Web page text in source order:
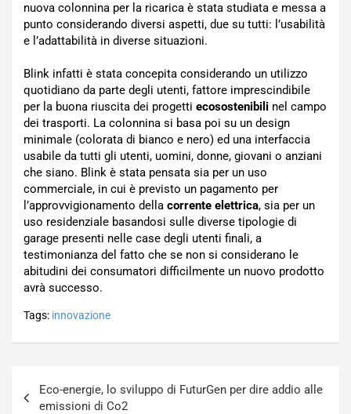
nuova colonnina per la ricarica è stata studiata e messa a
punto considerando diversi aspetti, due su tutti: l’usabilità
e l’adattabilità in diverse situazioni.
Blink infatti è stata concepita considerando un utilizzo
quotidiano da parte degli utenti, fattore imprescindibile
per la buona riuscita dei progetti ecosostenibili nel campo
dei trasporti. La colonnina si basa poi su un design
minimale (colorata di bianco e nero) ed una interfaccia
usabile da tutti gli utenti, uomini, donne, giovani o anziani
che siano. Blink è stata pensata sia per un uso
commerciale, in cui è previsto un pagamento per
l’approvvigionamento della corrente elettrica, sia per un
uso residenziale basandosi sulle diverse tipologie di
garage presenti nelle case degli utenti finali, a
testimonianza del fatto che se non si considerano le
abitudini dei consumatori difficilmente un nuovo prodotto
avrà successo.
Tags: innovazione
articoli
Eco-energie, lo sviluppo di FuturGen per dire addio alle
emissioni di Co2